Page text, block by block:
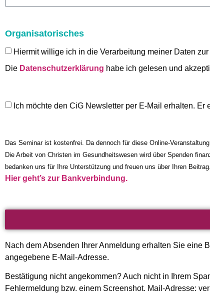
Organisatorisches
Hiermit willige ich in die Verarbeitung meiner Daten
Die Datenschutzerklärung habe ich gelesen und
Ich möchte den CiG Newsletter per E-Mail erhalten. Er
Das Seminar ist kostenfrei. Da dennoch für diese Online-
Die Arbeit von Christen im Gesundheitswesen wird über Spenden
bedanken uns für Ihre Unterstützung und freuen uns über Ihren Beitrag.
Hier geht’s zur Bankverbindung.
Nach dem Absenden Ihrer Anmeldung erhalten Sie eine
angegebene E-Mail-Adresse.
Bestätigung nicht angekommen? Auch nicht in Ihrem
Fehlermeldung bzw. einem Screenshot. Mail-Adresse: